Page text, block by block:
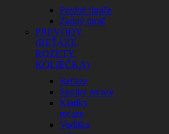
Predné tlmiče
Zadný tlmič
PREVODY
(REŤAZE,
ROZETY,
KOLIEČKA)
Reťaze
Spojky reťaze
Kladky
reťaze
Vodítka